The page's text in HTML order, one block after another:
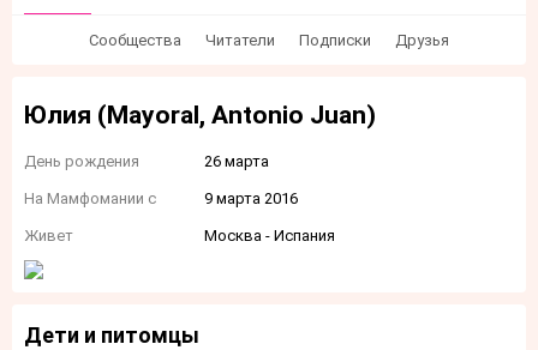
Сообщества Читатели Подписки Друзья
Юлия (Mayoral, Antonio Juan)
День рождения 26 марта
На Мамфомании с 9 марта 2016
Живет Москва - Испания
Дети и питомцы